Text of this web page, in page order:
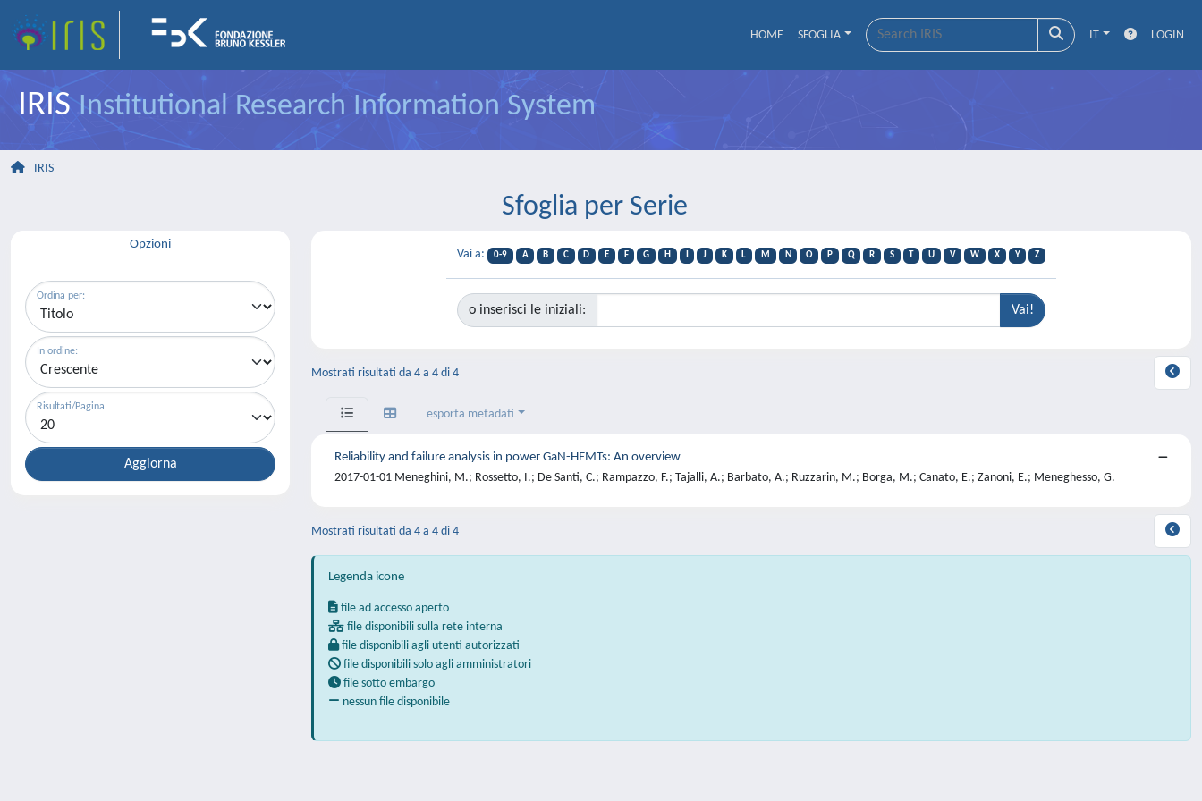
HOME SFOGLIA IT LOGIN
IRISInstitutional Research Information System
IRIS
Sfoglia per Serie
Opzioni
Ordina per:
In ordine:
Risultati/Pagina
Vai a: 0-9 A B C D E F G H J K L M N O P Q R S T U V W X Y Z
o inserisci le iniziali:
Mostrati risultati da 4 a 4 di 4
esporta metadati
Reliability and failure analysis in power GaN-HEMTs: An overview
2017-01-01 Meneghini, M.; Rossetto, I.; De Santi, C.; Rampazzo, F.; Tajalli, A.; Barbato, A.; Ruzzarin, M.; Borga, M.; Canato, E.; Zanoni, E.; Meneghesso, G.
Mostrati risultati da 4 a 4 di 4
Legenda icone
file ad accesso aperto
file disponibili sulla rete interna
file disponibili agli utenti autorizzati
file disponibili solo agli amministratori
file sotto embargo
nessun file disponibile